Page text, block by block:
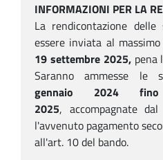
INFORMAZIONI PER LA
La rendicontazione
essere inviata al massimo
19 settembre 2025,pena
Saranno ammesse le
gennaio 2024
2025, accompagnate
l'avvenuto pagamento
all'art. 10 del bando.